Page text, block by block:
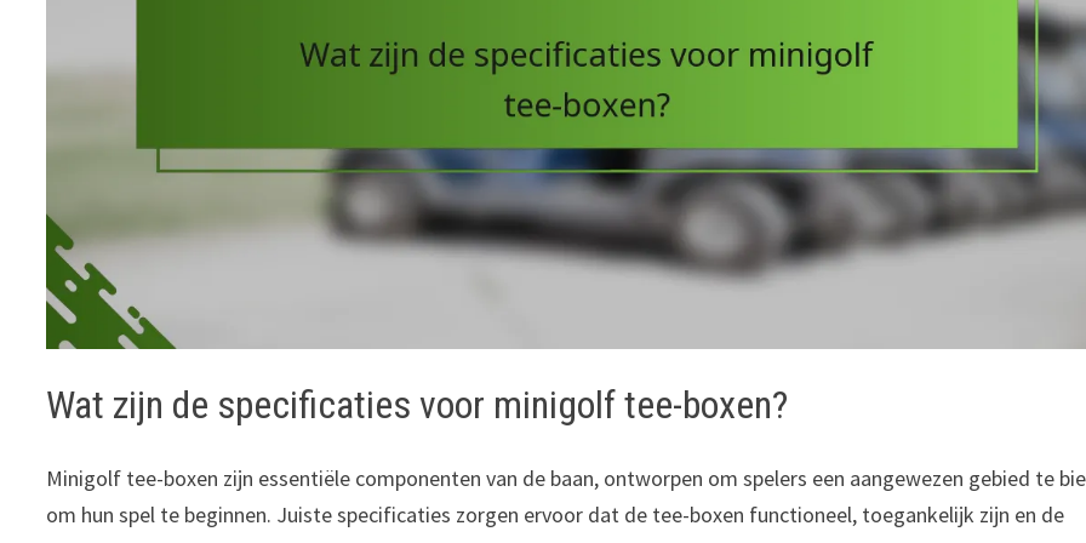
Wat zijn de specificaties voor minigolf tee-boxen?
Minigolf tee-boxen zijn essentiële componenten van de baan, ontworpen om spelers een aangewezen gebied te
om hun spel te beginnen. Juiste specificaties zorgen ervoor dat de tee-boxen functioneel, toegankelijk zijn en de